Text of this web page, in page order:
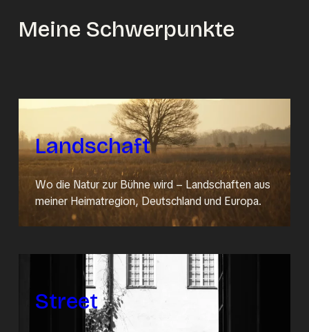
Meine Schwerpunkte
Landschaft
Wo die Natur zur Bühne wird – Landschaften aus
meiner Heimatregion, Deutschland und Europa.
Street